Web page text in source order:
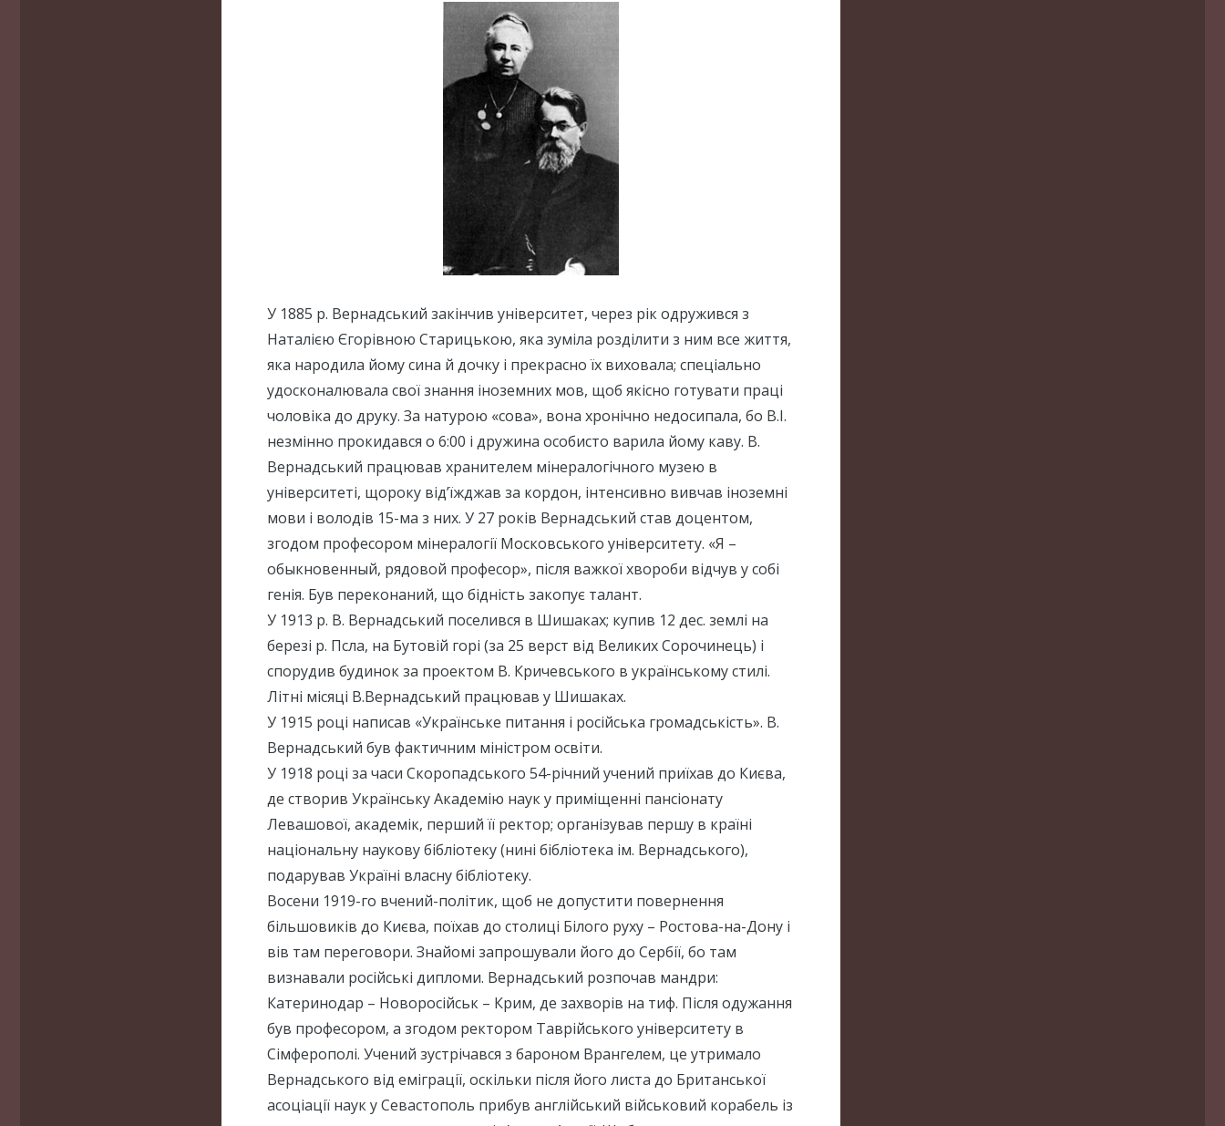
У 1885 р. Вернадський закінчив університет, через рік одружився з
Наталією Єгорівною Старицькою, яка зуміла розділити з ним все життя,
яка народила йому сина й дочку і прекрасно їх виховала; спеціально
удосконалювала свої знання іноземних мов, щоб якісно готувати праці
чоловіка до друку. За натурою «сова», вона хронічно недосипала, бо В.І.
незмінно прокидався о 6:00 і дружина особисто варила йому каву. В.
Вернадський працював хранителем мінералогічного музею в
університеті, щороку від’їжджав за кордон, інтенсивно вивчав іноземні
мови і володів 15-ма з них. У 27 років Вернадський став доцентом,
згодом професором мінералогії Московського університету. «Я –
обыкновенный, рядовой професор», після важкої хвороби відчув у собі
генія. Був переконаний, що бідність закопує талант.
У 1913 р. В. Вернадський поселився в Шишаках; купив 12 дес. землі на
березі р. Псла, на Бутовій горі (за 25 верст від Великих Сорочинець) і
спорудив будинок за проектом В. Кричевського в українському стилі.
Літні місяці В.Вернадський працював у Шишаках.
У 1915 році написав «Українське питання і російська громадськість». В.
Вернадський був фактичним міністром освіти.
У 1918 році за часи Скоропадського 54-річний учений приїхав до Києва,
де створив Українську Академію наук у приміщенні пансіонату
Левашової, академік, перший її ректор; організував першу в країні
національну наукову бібліотеку (нині бібліотека ім. Вернадського),
подарував Україні власну бібліотеку.
Восени 1919-го вчений-політик, щоб не допустити повернення
більшовиків до Києва, поїхав до столиці Білого руху – Ростова-на-Дону і
вів там переговори. Знайомі запрошували його до Сербії, бо там
визнавали російські дипломи. Вернадський розпочав мандри:
Катеринодар – Новоросійськ – Крим, де захворів на тиф. Після одужання
був професором, а згодом ректором Таврійського університету в
Сімферополі. Учений зустрічався з бароном Врангелем, це утримало
Вернадського від еміграції, оскільки після його листа до Британської
асоціації наук у Севастополь прибув англійський військовий корабель із